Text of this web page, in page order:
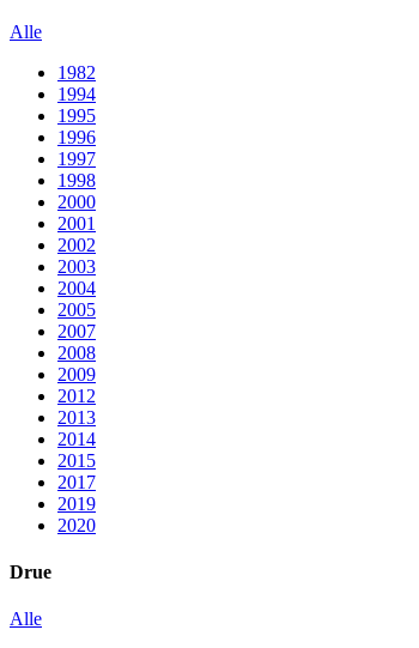
Alle
1982
1994
1995
1996
1997
1998
2000
2001
2002
2003
2004
2005
2007
2008
2009
2012
2013
2014
2015
2017
2019
2020
Drue
Alle